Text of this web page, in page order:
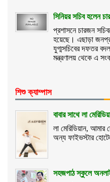
সিনিয়র সচিব হলেন
প্রশাসনে চারজন
হয়েছে। এছাড়া
যুগ্মসচিবের দফতর
মন্ত্রণালয় থেকে এ
শিশু ক্যাম্পাস
বাবার সাথে লা
লা মেরিডিয়ান, আমার
অন্য ফাইভস্টার
সহজপাঠ স্কুলে